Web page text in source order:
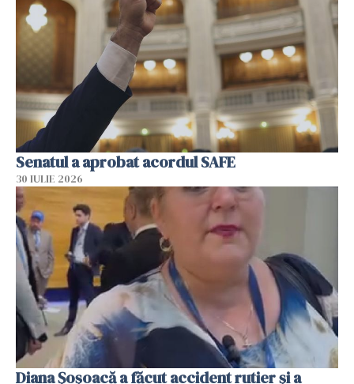
Senatul a aprobat acordul SAFE
30 IULIE 2026
Diana Șoșoacă a făcut accident rutier și a